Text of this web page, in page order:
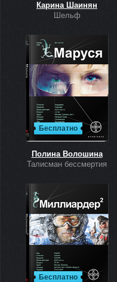
Карина Шаинян
Шельф
Бесплатно
Полина Волошина
Талисман бессмертия
Бесплатно